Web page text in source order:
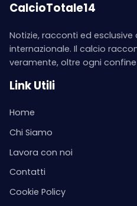
CalcioTotale14
Notizie, racconti ed
internazionale. Il calcio
veramente, oltre ogni
Link Utili
Home
Chi Siamo
Lavora con noi
Contatti
Cookie Policy